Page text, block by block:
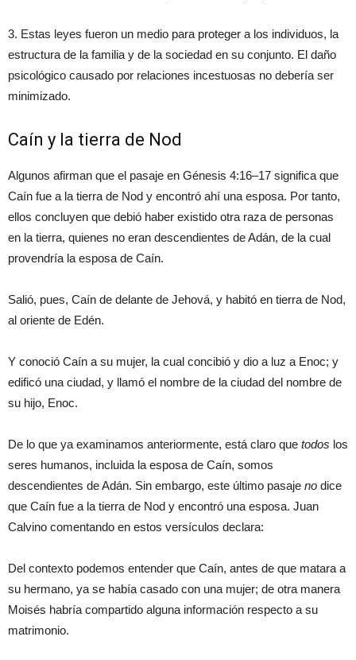
3. Estas leyes fueron un medio para proteger a los individuos, la
estructura de la familia y de la sociedad en su conjunto. El daño
psicológico causado por relaciones incestuosas no debería ser
minimizado.
Caín y la tierra de Nod
Algunos afirman que el pasaje en Génesis 4:16–17 significa que
Caín fue a la tierra de Nod y encontró ahí una esposa. Por tanto,
ellos concluyen que debió haber existido otra raza de personas
en la tierra, quienes no eran descendientes de Adán, de la cual
provendría la esposa de Caín.
Salió, pues, Caín de delante de Jehová, y habitó en tierra de Nod,
al oriente de Edén.
Y conoció Caín a su mujer, la cual concibió y dio a luz a Enoc; y
edificó una ciudad, y llamó el nombre de la ciudad del nombre de
su hijo, Enoc.
De lo que ya examinamos anteriormente, está claro que todos los
seres humanos, incluida la esposa de Caín, somos
descendientes de Adán. Sin embargo, este último pasaje no dice
que Caín fue a la tierra de Nod y encontró una esposa. Juan
Calvino comentando en estos versículos declara:
Del contexto podemos entender que Caín, antes de que matara a
su hermano, ya se había casado con una mujer; de otra manera
Moisés habría compartido alguna información respecto a su
matrimonio.